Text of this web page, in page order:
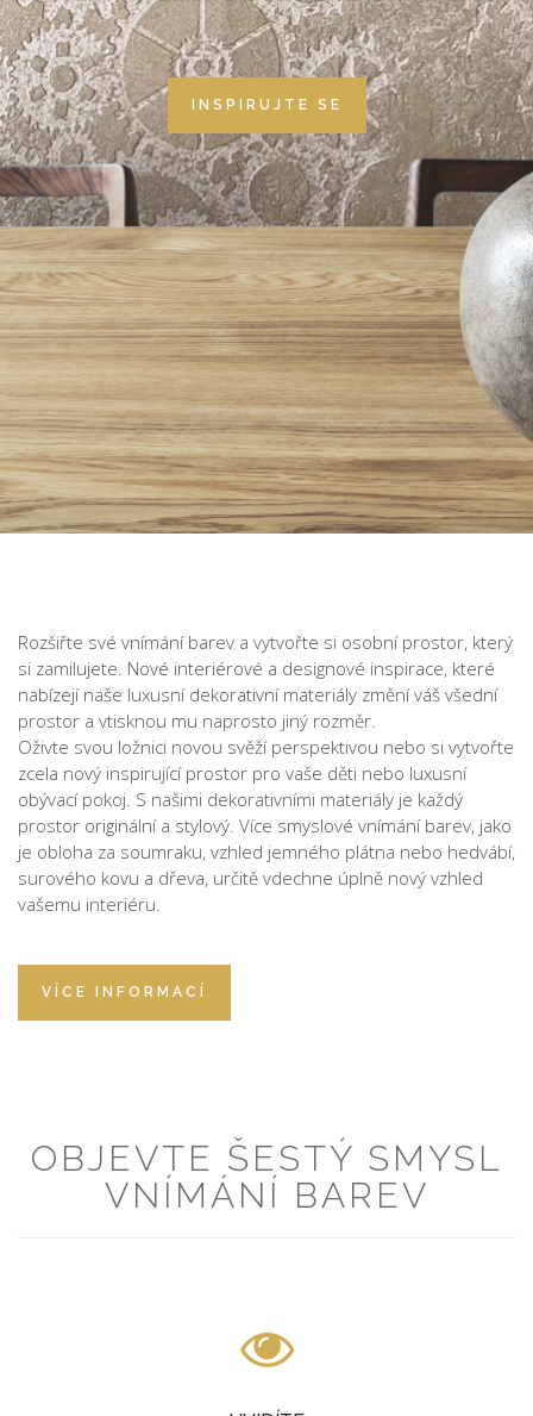
INSPIRUJTE SE
Rozšiřte své vnímání barev a vytvořte si osobní prostor, který
si zamilujete. Nové interiérové a designové inspirace, které
nabízejí naše luxusní dekorativní materiály změní váš všední
prostor a vtisknou mu naprosto jiný rozměr.
Oživte svou ložnici novou svěží perspektivou nebo si vytvořte
zcela nový inspirující prostor pro vaše děti nebo luxusní
obývací pokoj. S našimi dekorativními materiály je každý
prostor originální a stylový. Více smyslové vnímání barev, jako
je obloha za soumraku, vzhled jemného plátna nebo hedvábí,
surového kovu a dřeva, určitě vdechne úplně nový vzhled
vašemu interiéru.
VÍCE INFORMACÍ
OBJEVTE ŠESTÝ SMYSL
VNÍMÁNÍ BAREV